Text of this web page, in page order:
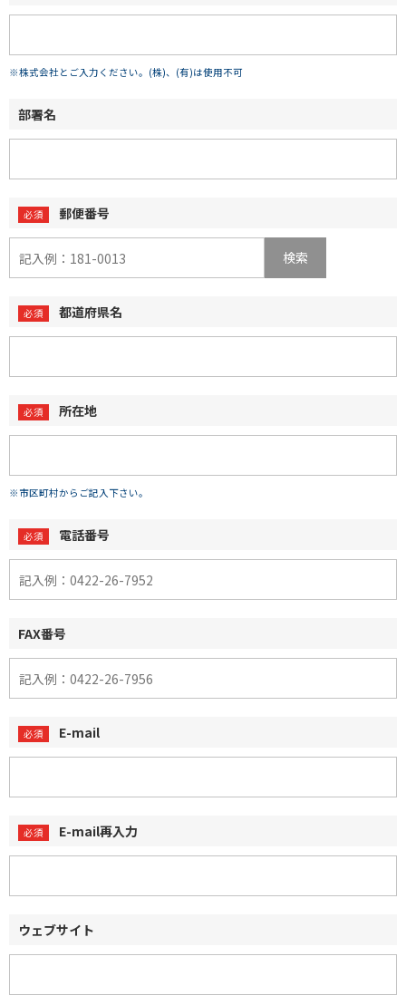
※株式会社とご入力ください。(株)、(有)は使用不可
部署名
郵便番号
検索
都道府県名
所在地
※市区町村からご記入下さい。
電話番号
FAX番号
E-mail
E-mail再入力
ウェブサイト